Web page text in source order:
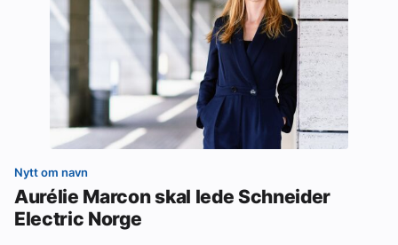
Nytt om navn
Aurélie Marcon skal lede Schneider
Electric Norge